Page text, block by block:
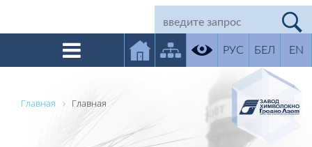
РУС БЕЛ EN
Главная Главная